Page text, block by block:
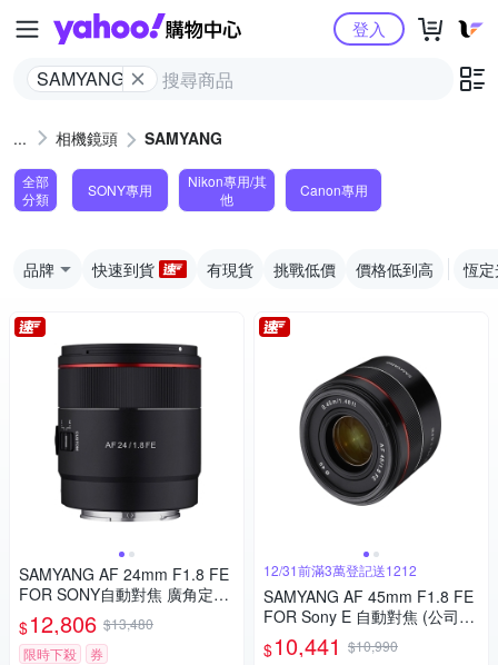
Yahoo購物中心
SAMYANG
登入
相機鏡頭 SAMYANG
全部
分類
SONY專用
Nikon專用/其
他
Canon專用
品牌 快速到貨 有現貨 挑戰低價 價格低到高 恆
SAMYANG AF 24mm F1.8 FE
FOR SONY自動對焦 廣角定焦
鏡頭 (公司貨)
$12,806 $13,480
限時下殺
券
12/31前滿3萬登記送1212
SAMYANG AF 45mm F1.8 FE
FOR Sony E 自動對焦 (公司
貨)
$10,441 $10,990